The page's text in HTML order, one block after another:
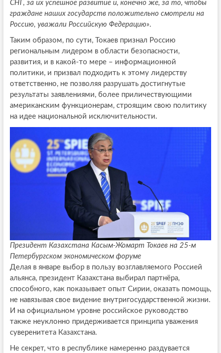
СНГ, за их успешное развитие и, конечно же, за то, чтобы
граждане наших государств положительно смотрели на
Россию, уважали Российскую Федерацию».
Таким образом, по сути, Токаев признал Россию
региональным лидером в области безопасности,
развития, и в какой-то мере – информационной
политики, и призвал подходить к этому лидерству
ответственно, не позволяя разрушать достигнутые
результаты заявлениями, более приличествующими
американским функционерам, строящим свою политику
на идее национальной исключительности.
Президент Казахстана Касым-Жомарт Токаев на 25-м
Петербургском экономическом форуме
Делая в январе выбор в пользу возглавляемого Россией
альянса, президент Казахстана выбирал партнёра,
способного, как показывает опыт Сирии, оказать помощь,
не навязывая свое видение внутригосударственной жизни.
И на официальном уровне российское руководство
также неуклонно придерживается принципа уважения
суверенитета Казахстана.
Не секрет, что в республике намеренно раздувается